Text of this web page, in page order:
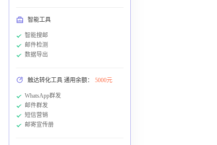
智能工具
智能搜邮
邮件检测
数据导出
触达转化工具 通用余额： 5000元
WhatsApp群发
邮件群发
短信营销
邮寄宣传册